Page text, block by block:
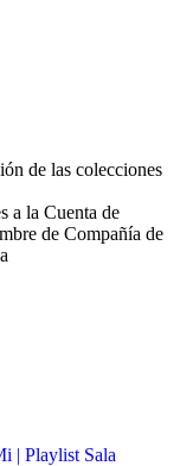
de las colecciones
a la Cuenta de
de Compañía de